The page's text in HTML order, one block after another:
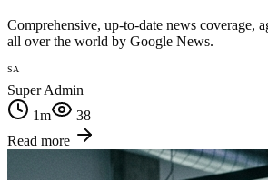
Comprehensive, up-to-date news coverage,
all over the world by Google News.
SA
Super Admin
1m
38
Read more